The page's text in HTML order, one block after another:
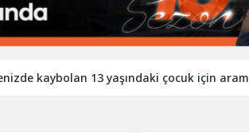
13 yaşındaki çocuk için arama